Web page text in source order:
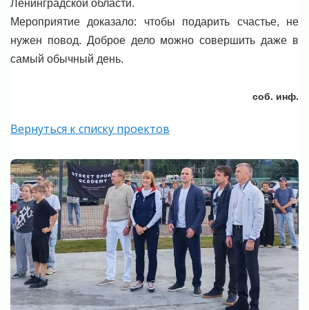
Ленинградской области.
Мероприятие доказало: чтобы подарить счастье, не
нужен повод. Доброе дело можно совершить даже в
самый обычный день.
соб. инф.
Вернуться к списку проектов